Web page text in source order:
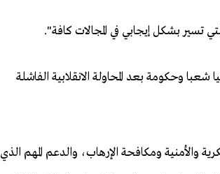
تسير بشكل إيجابي في المجالات كافة".
وحكومة بعد المحاولة الانقلابية الفاشلة
والأمنية ومكافحة الإرهاب، والدعم المهم الذي